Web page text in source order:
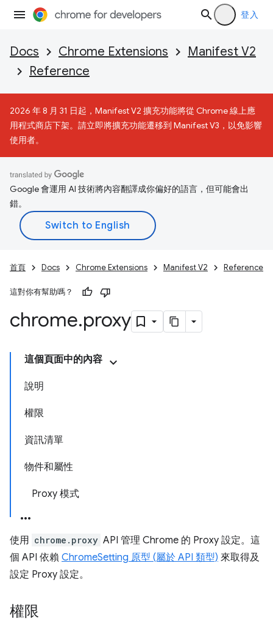
登入
Docs Chrome Extensions
Manifest V2
Reference
2026 年 8 月 31 日起，Manifest V2 擴充功能將從 Chrome 線上應
用程式商店下架。請立即將擴充功能遷移到 Manifest V3，以免影響
使用者。
Google 會運用 AI 技術將內容翻譯成你偏好的語言，但可能會出
錯。
首頁 Docs Chrome Extensions Manifest V2 Reference
這對你有幫助嗎？
chrome.proxy
這個頁面中的內容
說明
權限
資訊清單
物件和屬性
Proxy 模式
使用 chrome.proxy API 管理 Chrome 的 Proxy 設定。這
個 API 依賴 ChromeSetting 原型 (屬於 API 類型) 來取得及
設定 Proxy 設定。
權限